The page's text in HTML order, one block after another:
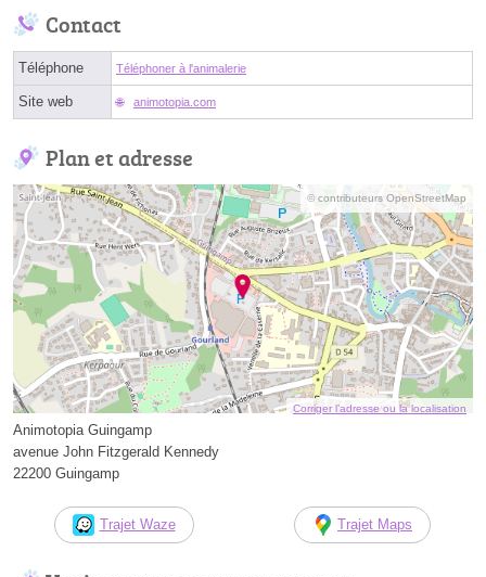
Contact
Téléphone Téléphoner à l'animalerie
Site web animotopia.com
Plan et adresse
© contributeurs OpenStreetMap
Corriger l’adresse ou la localisation
Animotopia Guingamp
avenue John Fitzgerald Kennedy
22200 Guingamp
Trajet Waze Trajet Maps